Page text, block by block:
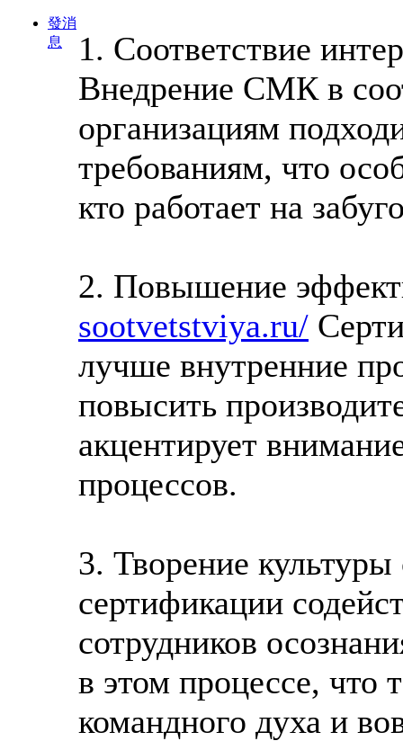
發消
息
1. Соответствие
Внедрение СМК в
организациям
требованиям, что
кто работает на
2. Повышение
sootvetstviya.ru/
лучше внутренние
повысить
акцентирует
процессов.
3. Творение
сертификации
сотрудников
в этом процессе, что
командного духа и